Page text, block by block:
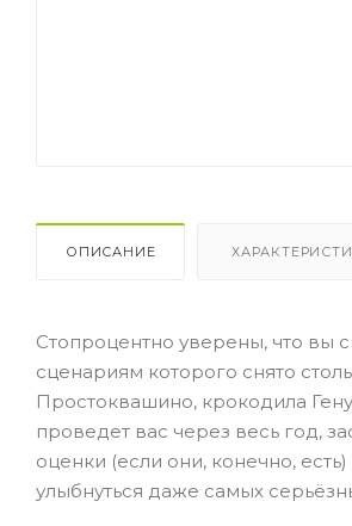
ОПИСАНИЕ
Стопроцентно уверены, что вы с
сценариям которого снято
Простоквашино, крокодила
проведет вас через весь год,
оценки (если они, конечно,
улыбнуться даже самых